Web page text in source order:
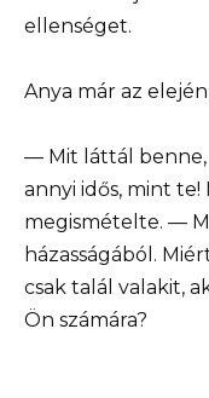
ellenséget.
Anya már az
— Mit láttál benne,
annyi idős, mint
megismételte. —
házasságából.
csak talál valakit,
Ön számára?